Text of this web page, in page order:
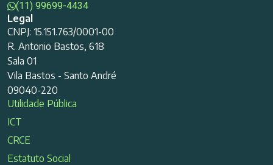
(11) 99699-4434
Legal
CNPJ: 15.151.763/0001-00
R. Antonio Bastos, 618
Sala 01
Vila Bastos - Santo André
09040-220
Utilidade Pública
ICT
CRCE
Estatuto Social